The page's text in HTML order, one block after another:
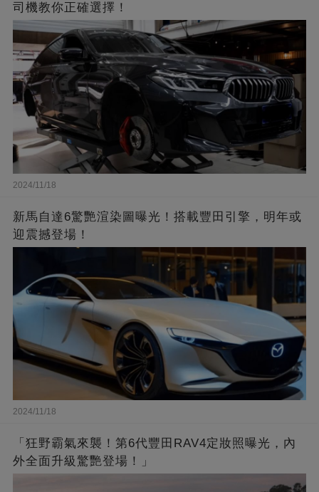
司機教你正確選擇！
2024/11/18
新馬自達6驚艷渲染圖曝光！搭載豐田引擎，明年或
迎震撼登場！
2024/11/18
「狂野霸氣來襲！第6代豐田RAV4定妝照曝光，內
外全面升級驚艷登場！」